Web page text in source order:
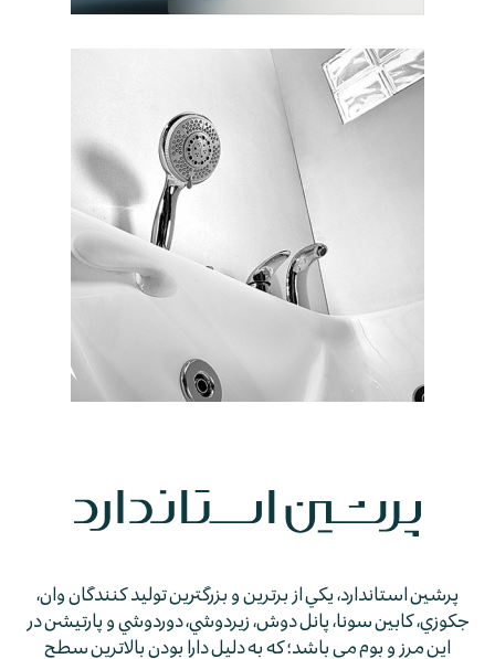
پرشين استاندارد، يكي از برترين و بزرگترين توليد كنندگان وان،
جكوزي، كابين سونا، پانل دوش، زيردوشي، دوردوشي و پارتيشن در
اين مرز و بوم مي باشد؛ كه به دليل دارا بودن بالاترين سطح